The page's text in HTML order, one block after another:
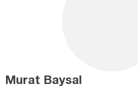
Murat Baysal